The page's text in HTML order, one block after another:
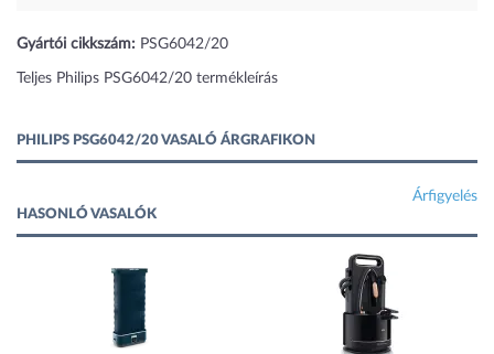
Gyártói cikkszám: PSG6042/20
Teljes Philips PSG6042/20 termékleírás
PHILIPS PSG6042/20 VASALÓ ÁRGRAFIKON
Árfigyelés
HASONLÓ VASALÓK